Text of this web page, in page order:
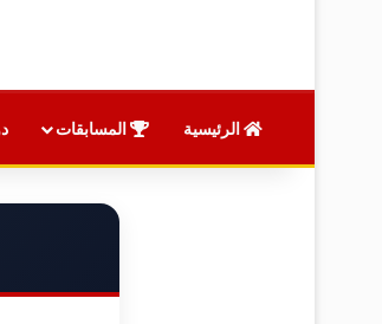
الرئيسية المسابقات